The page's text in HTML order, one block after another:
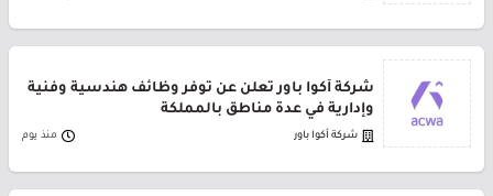
شركة أكوا باور تعلن عن توفر وظائف هندسية وفنية
وإدارية في عدة مناطق بالمملكة
شركة أكوا باور منذ يوم